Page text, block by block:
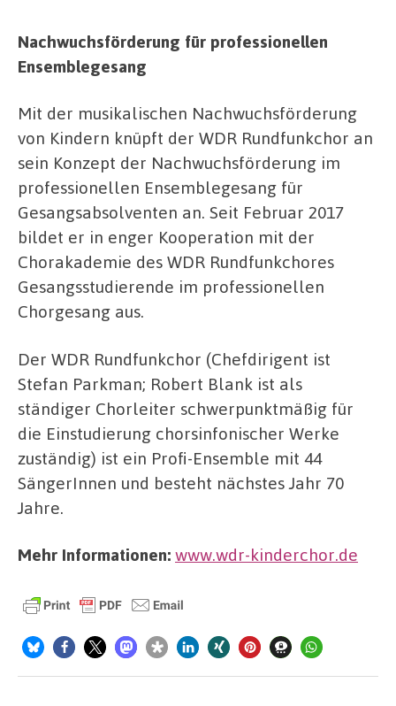
Nachwuchsförderung für professionellen
Ensemblegesang
Mit der musikalischen Nachwuchsförderung
von Kindern knüpft der WDR Rundfunkchor an
sein Konzept der Nachwuchsförderung im
professionellen Ensemblegesang für
Gesangsabsolventen an. Seit Februar 2017
bildet er in enger Kooperation mit der
Chorakademie des WDR Rundfunkchores
Gesangsstudierende im professionellen
Chorgesang aus.
Der WDR Rundfunkchor (Chefdirigent ist
Stefan Parkman; Robert Blank ist als
ständiger Chorleiter schwerpunktmäßig für
die Einstudierung chorsinfonischer Werke
zuständig) ist ein Profi-Ensemble mit 44
SängerInnen und besteht nächstes Jahr 70
Jahre.
Mehr Informationen: www.wdr-kinderchor.de